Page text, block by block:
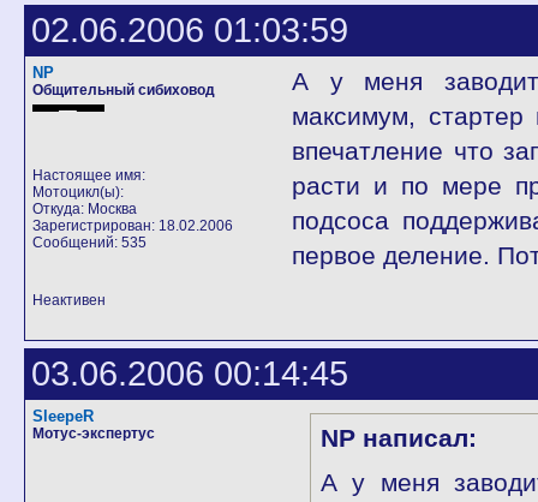
02.06.2006 01:03:59
NP
Общительный сибиховод
Настоящее имя:
Мотоцикл(ы):
Откуда: Москва
Зарегистрирован: 18.02.2006
Сообщений: 535
А у меня
максимум,
впечатление что
расти и по мере
подсоса
первое деление.
Неактивен
03.06.2006 00:14:45
SleepeR
Мотус-экспертус
NP написал:
А у меня